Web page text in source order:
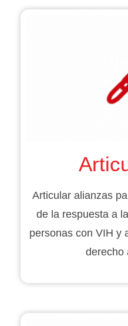
Articular alianzas
de la respuesta a
personas con VIH y
derecho